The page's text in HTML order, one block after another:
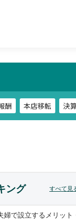
酬 本店移転 決
ング すべて見
婦で設立するメリット